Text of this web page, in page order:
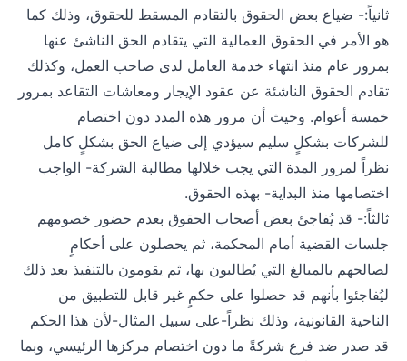
ثانياً:- ضياع بعض الحقوق بالتقادم المسقط للحقوق، وذلك كما
هو الأمر في الحقوق العمالية التي يتقادم الحق الناشئ عنها
بمرور عام منذ انتهاء خدمة العامل لدى صاحب العمل، وكذلك
تقادم الحقوق الناشئة عن عقود الإيجار ومعاشات التقاعد بمرور
خمسة أعوام. وحيث أن مرور هذه المدد دون اختصام
للشركات بشكلٍ سليم سيؤدي إلى ضياع الحق بشكلٍ كامل
نظراً لمرور المدة التي يجب خلالها مطالبة الشركة- الواجب
اختصامها منذ البداية- بهذه الحقوق.
ثالثاً:- قد يُفاجئ بعض أصحاب الحقوق بعدم حضور خصومهم
جلسات القضية أمام المحكمة، ثم يحصلون على أحكامٍ
لصالحهم بالمبالغ التي يُطالبون بها، ثم يقومون بالتنفيذ بعد ذلك
ليُفاجئوا بأنهم قد حصلوا على حكمٍ غير قابل للتطبيق من
الناحية القانونية، وذلك نظراً-على سبيل المثال-لأن هذا الحكم
قد صدر ضد فرع شركةً ما دون اختصام مركزها الرئيسي، وبما